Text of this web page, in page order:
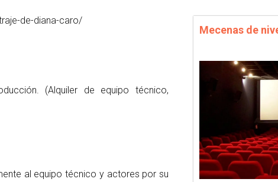
de-diana-caro/
(Alquiler de equipo técnico,
al equipo técnico y actores por su
Mecenas de